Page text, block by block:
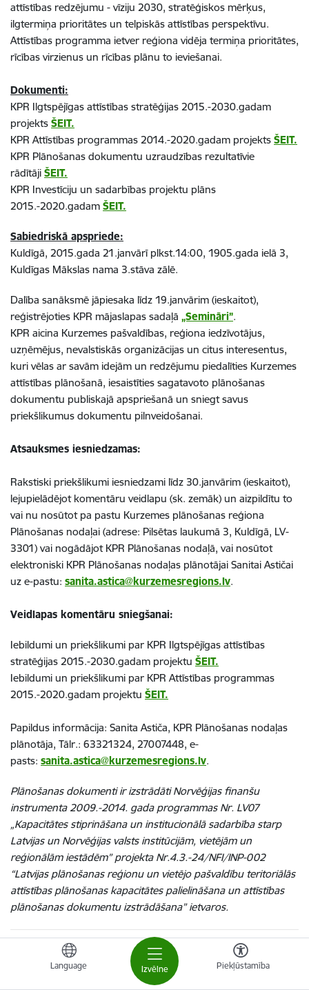
Izvēlne
Language Piekļūstamība
attīstības redzējumu - vīziju 2030, stratēģiskos mērķus,
ilgtermiņa prioritātes un telpiskās attīstības perspektīvu.
Attīstības programma ietver reģiona vidēja termiņa prioritātes,
rīcības virzienus un rīcības plānu to ieviešanai.
Dokumenti:
KPR Ilgtspējīgas attīstības stratēģijas 2015.-2030.gadam
projekts ŠEIT.
KPR Attīstības programmas 2014.-2020.gadam projekts ŠEIT.
KPR Plānošanas dokumentu uzraudzības rezultatīvie
rādītāji ŠEIT.
KPR Investīciju un sadarbības projektu plāns
2015.-2020.gadam ŠEIT.
Sabiedriskā apspriede:
Kuldīgā, 2015.gada 21.janvārī plkst.14:00, 1905.gada ielā 3,
Kuldīgas Mākslas nama 3.stāva zālē.
Dalība sanāksmē jāpiesaka līdz 19.janvārim (ieskaitot),
reģistrējoties KPR mājaslapas sadaļā „Semināri”.
KPR aicina Kurzemes pašvaldības, reģiona iedzīvotājus,
uzņēmējus, nevalstiskās organizācijas un citus interesentus,
kuri vēlas ar savām idejām un redzējumu piedalīties Kurzemes
attīstības plānošanā, iesaistīties sagatavoto plānošanas
dokumentu publiskajā apspriešanā un sniegt savus
priekšlikumus dokumentu pilnveidošanai.
Atsauksmes iesniedzamas:
Rakstiski priekšlikumi iesniedzami līdz 30.janvārim (ieskaitot),
lejupielādējot komentāru veidlapu (sk. zemāk) un aizpildītu to
vai nu nosūtot pa pastu Kurzemes plānošanas reģiona
Plānošanas nodaļai (adrese: Pilsētas laukumā 3, Kuldīgā, LV-
3301) vai nogādājot KPR Plānošanas nodaļā, vai nosūtot
elektroniski KPR Plānošanas nodaļas plānotājai Sanitai Astičai
uz e-pastu: sanita.astica@kurzemesregions.lv.
Veidlapas komentāru sniegšanai:
Iebildumi un priekšlikumi par KPR Ilgtspējīgas attīstības
stratēģijas 2015.-2030.gadam projektu ŠEIT.
Iebildumi un priekšlikumi par KPR Attīstības programmas
2015.-2020.gadam projektu ŠEIT.
Papildus informācija: Sanita Astiča, KPR Plānošanas nodaļas
plānotāja, Tālr.: 63321324, 27007448, e-
pasts: sanita.astica@kurzemesregions.lv.
Plānošanas dokumenti ir izstrādāti Norvēģijas finanšu
instrumenta 2009.-2014. gada programmas Nr. LV07
„Kapacitātes stiprināšana un institucionālā sadarbība starp
Latvijas un Norvēģijas valsts institūcijām, vietējām un
reģionālām iestādēm” projekta Nr.4.3.-24/NFI/INP-002
“Latvijas plānošanas reģionu un vietējo pašvaldību teritoriālās
attīstības plānošanas kapacitātes palielināšana un attīstības
plānošanas dokumentu izstrādāšana” ietvaros.
Iespējams piedalīties Zemgales plānošanas reģiona attīstības
plānošanas dokumentu 1.redakciju publiskajā apspriešanā